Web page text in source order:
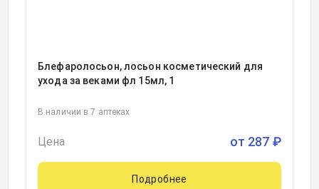
Блефаролосьон, лосьон косметический для
ухода за веками фл 15мл, 1
В наличии в 7 аптеках
Цена от 287 ₽
Подробнее